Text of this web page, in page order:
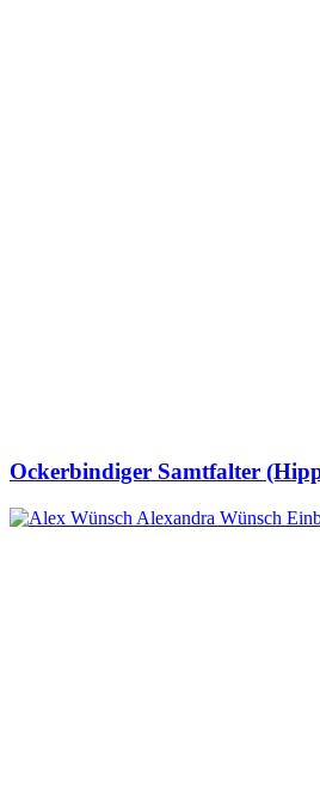
Ockerbindiger Samtfalter